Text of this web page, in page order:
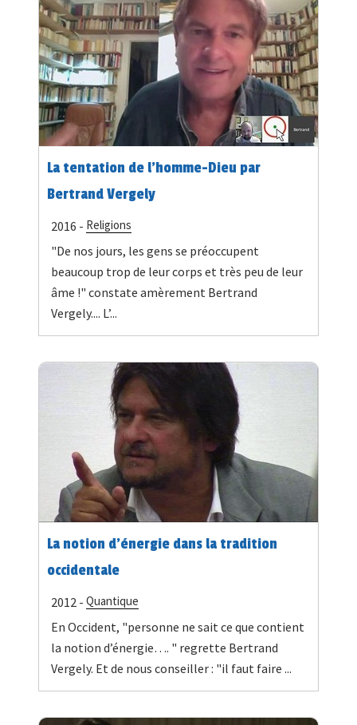
La tentation de l'homme-Dieu par
Bertrand Vergely
2016 - Religions
"De nos jours, les gens se préoccupent
beaucoup trop de leur corps et très peu de leur
âme !" constate amèrement Bertrand
Vergely.... L’...
La notion d’énergie dans la tradition
occidentale
2012 - Quantique
En Occident, "personne ne sait ce que contient
la notion d’énergie…. " regrette Bertrand
Vergely. Et de nous conseiller : "il faut faire ...